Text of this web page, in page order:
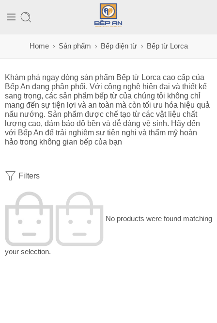
Home Sản phẩm Bếp điện từ Bếp từ Lorca
Khám phá ngay dòng sản phẩm Bếp từ Lorca cao cấp của
Bếp An đang phân phối. Với công nghệ hiện đại và thiết kế
sang trọng, các sản phẩm bếp từ của chúng tôi không chỉ
mang đến sự tiện lợi và an toàn mà còn tối ưu hóa hiệu quả
nấu nướng. Sản phẩm được chế tạo từ các vật liệu chất
lượng cao, đảm bảo độ bền và dễ dàng vệ sinh. Hãy đến
với Bếp An để trải nghiệm sự tiện nghi và thẩm mỹ hoàn
hảo trong không gian bếp của bạn
Filters
No products were found matching
your selection.